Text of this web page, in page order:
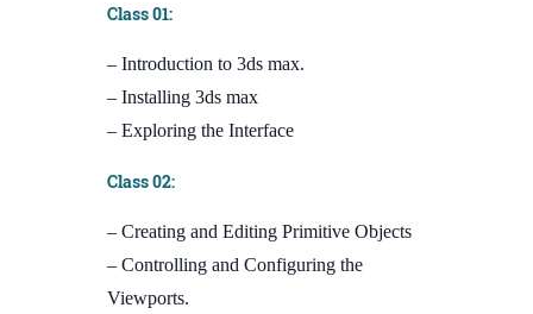
Class 01:
– Introduction to 3ds max.
– Installing 3ds max
– Exploring the Interface
Class 02:
– Creating and Editing Primitive Objects
– Controlling and Configuring the
Viewports.